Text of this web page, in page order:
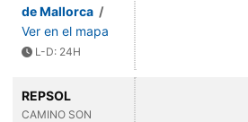
de Mallorca /
Ver en el mapa
L-D: 24H
REPSOL
CAMINO SON